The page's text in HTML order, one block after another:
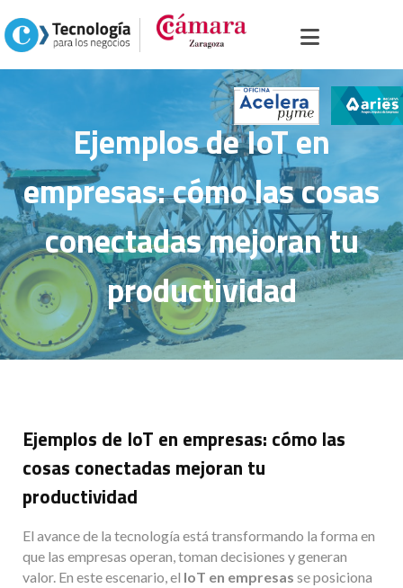
Inicio Portal sector servicios > >Ejemplos de IoT en empresas: cómo las
cosas conectadas mejoran tu productividad
Ejemplos de IoT en
empresas: cómo las cosas
conectadas mejoran tu
productividad
Ejemplos de IoT en empresas: cómo las
cosas conectadas mejoran tu
productividad
El avance de la tecnología está transformando la forma en
que las empresas operan, toman decisiones y generan
valor. En este escenario, el IoT en empresas se posiciona